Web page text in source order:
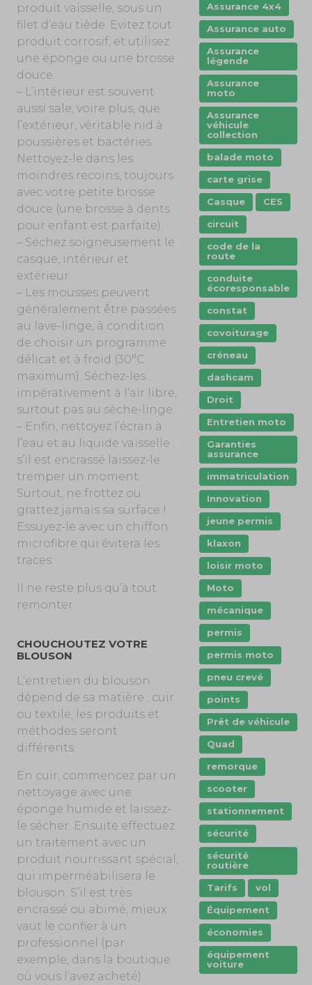
produit vaisselle, sous un
filet d’eau tiède. Evitez tout
produit corrosif, et utilisez
une éponge ou une brosse
douce.
– L’intérieur est souvent
aussi sale, voire plus, que
l’extérieur, véritable nid à
poussières et bactéries.
Nettoyez-le dans les
moindres recoins, toujours
avec votre petite brosse
douce (une brosse à dents
pour enfant est parfaite).
– Séchez soigneusement le
casque, intérieur et
extérieur.
– Les mousses peuvent
généralement être passées
au lave-linge, à condition
de choisir un programme
délicat et à froid (30°C
maximum). Séchez-les
impérativement à l’air libre,
surtout pas au sèche-linge.
– Enfin, nettoyez l’écran à
l’eau et au liquide vaisselle :
s’il est encrassé laissez-le
tremper un moment.
Surtout, ne frottez ou
grattez jamais sa surface !
Essuyez-le avec un chiffon
microfibre qui évitera les
traces.
Il ne reste plus qu’à tout
remonter.
CHOUCHOUTEZ VOTRE
BLOUSON
L’entretien du blouson
dépend de sa matière : cuir
ou textile, les produits et
méthodes seront
différents.
En cuir, commencez par un
nettoyage avec une
éponge humide et laissez-
le sécher. Ensuite effectuez
un traitement avec un
produit nourrissant spécial,
qui imperméabilisera le
blouson. S’il est très
encrassé ou abimé, mieux
vaut le confier à un
professionnel (par
exemple, dans la boutique
où vous l’avez acheté).
Assurance 4x4
Assurance auto
Assurance
légende
Assurance
moto
Assurance
véhicule
collection
balade moto
carte grise
Casque
CES
circuit
code de la
route
conduite
écoresponsable
constat
covoiturage
créneau
dashcam
Droit
Entretien moto
Garanties
assurance
immatriculation
Innovation
jeune permis
klaxon
loisir moto
Moto
mécanique
permis
permis moto
pneu crevé
points
Prêt de véhicule
Quad
remorque
scooter
stationnement
sécurité
sécurité
routière
Tarifs
vol
Équipement
économies
équipement
voiture